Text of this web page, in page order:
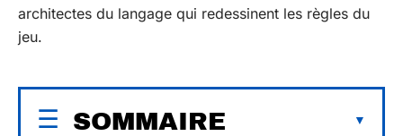
architectes du langage qui redessinent les règles du
jeu.
SOMMAIRE